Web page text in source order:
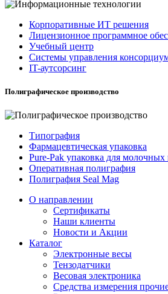
Корпоративные ИТ решения
Лицензионное программное
Учебный центр
Системы управления
IT-аутсорсинг
Полиграфическое производство
Типография
Фармацевтическая упаковка
Pure-Pak упаковка для молочных
Оперативная полиграфия
Полиграфия Seal Mag
О направлении
Сертификаты
Наши клиенты
Новости и Акции
Каталог
Электронные весы
Тензодатчики
Весовая электроника
Средства измерения